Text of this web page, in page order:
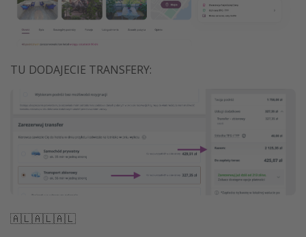
TU DODAJECIE TRANSFERY:
🇦🇱🇦🇱🇦🇱